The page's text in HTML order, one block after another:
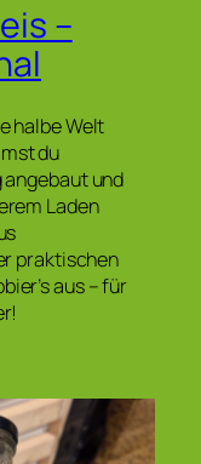
–
halbe Welt
du
und
Laden
praktischen
aus – für